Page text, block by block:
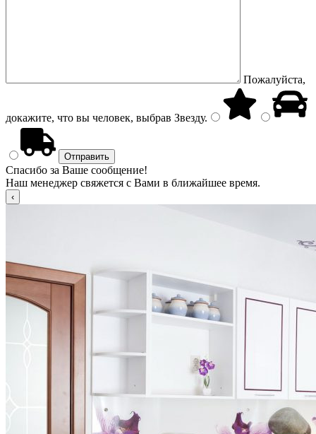
Пожалуйста,
докажите, что вы человек, выбрав Звезду.
Спасибо за Ваше сообщение!
Наш менеджер свяжется с Вами в ближайшее время.